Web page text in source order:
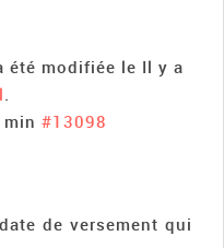
été modifiée le Il y a
.
#13098
de versement qui